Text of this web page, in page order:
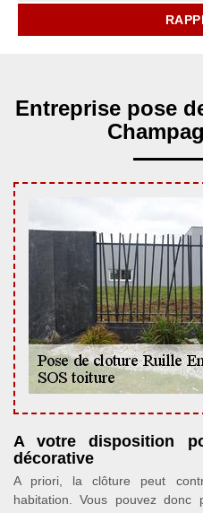
Entreprise pose
A votre disposition
décorative
A priori, la clôture peut
habitation. Vous pouvez